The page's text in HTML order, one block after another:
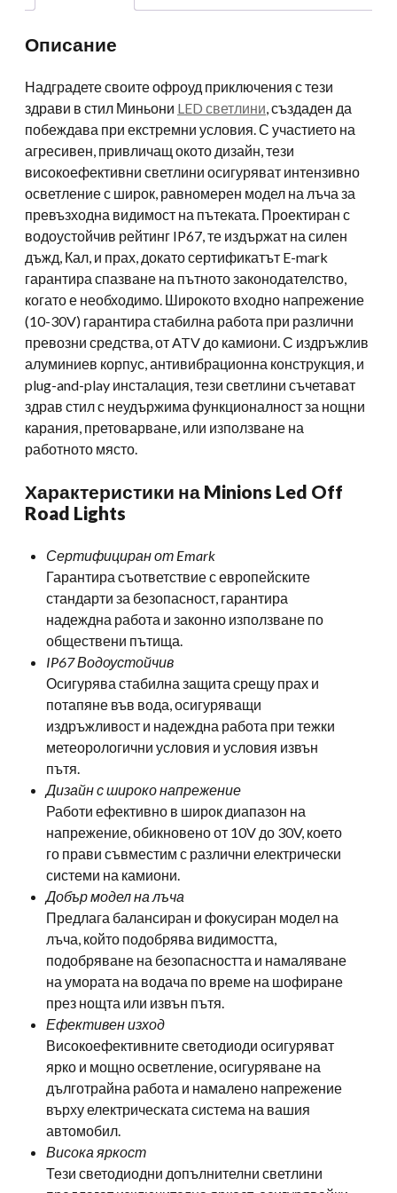
Описание
Надградете своите офроуд приключения с тези
здрави в стил Миньони LED светлини , създаден да
побеждава при екстремни условия. С участието на
агресивен, привличащ окото дизайн, тези
високоефективни светлини осигуряват интензивно
осветление с широк, равномерен модел на лъча за
превъзходна видимост на пътеката. Проектиран с
водоустойчив рейтинг IP67, те издържат на силен
дъжд, Кал, и прах, докато сертификатът E-mark
гарантира спазване на пътното законодателство,
когато е необходимо. Широкото входно напрежение
(10-30V) гарантира стабилна работа при различни
превозни средства, от ATV до камиони. С издръжлив
алуминиев корпус, антивибрационна конструкция, и
plug-and-play инсталация, тези светлини съчетават
здрав стил с неудържима функционалност за нощни
карания, претоварване, или използване на
работното място.
Характеристики на Minions Led Off
Road Lights
Сертифициран от Emark
Гарантира съответствие с европейските
стандарти за безопасност, гарантира
надеждна работа и законно използване по
обществени пътища.
IP67 Водоустойчив
Осигурява стабилна защита срещу прах и
потапяне във вода, осигуряващи
издръжливост и надеждна работа при тежки
метеорологични условия и условия извън
пътя.
Дизайн с широко напрежение
Работи ефективно в широк диапазон на
напрежение, обикновено от 10V до 30V, което
го прави съвместим с различни електрически
системи на камиони.
Добър модел на лъча
Предлага балансиран и фокусиран модел на
лъча, който подобрява видимостта,
подобряване на безопасността и намаляване
на умората на водача по време на шофиране
през нощта или извън пътя.
Ефективен изход
Високоефективните светодиоди осигуряват
ярко и мощно осветление, осигуряване на
дълготрайна работа и намалено напрежение
върху електрическата система на вашия
автомобил.
Висока яркост
Тези светодиодни допълнителни светлини